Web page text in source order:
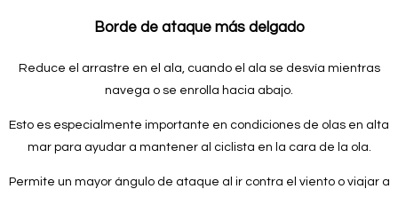
Borde de ataque más delgado
Reduce el arrastre en el ala, cuando el ala se desvía mientras
navega o se enrolla hacia abajo.
Esto es especialmente importante en condiciones de olas en alta
mar para ayudar a mantener al ciclista en la cara de la ola.
Permite un mayor ángulo de ataque al ir contra el viento o viajar a